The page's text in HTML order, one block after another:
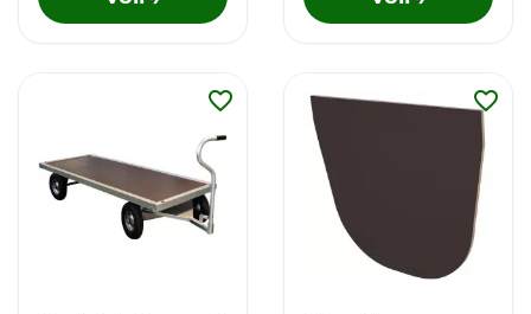
favorite_border favorite_border